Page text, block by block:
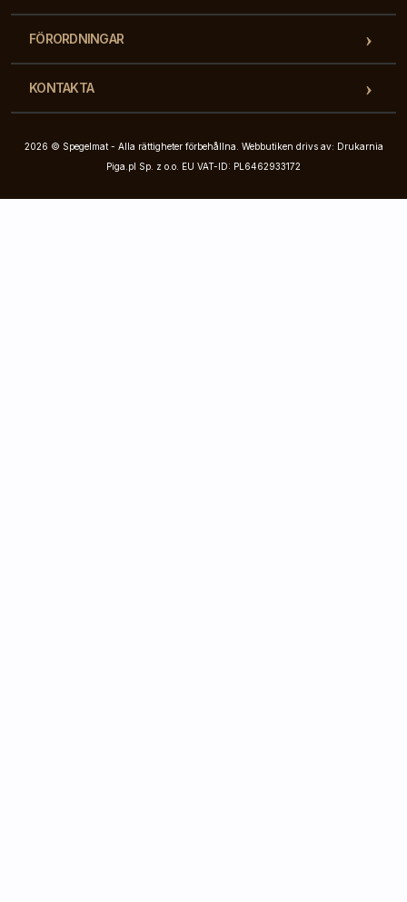
FÖRORDNINGAR
KONTAKTA
2026 © Spegelmat - Alla rättigheter förbehållna. Webbutiken drivs av: Drukarnia
Piga.pl Sp. z o.o. EU VAT-ID: PL6462933172